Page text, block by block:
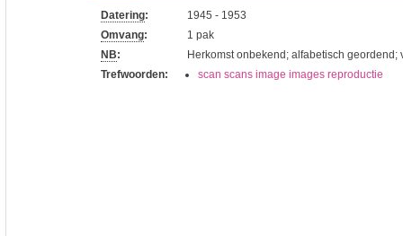
Datering:
1945 - 1953
Omvang:
1 pak
NB:
Herkomst onbekend; alfabetisch geordend;
Trefwoorden:
scan scans image images reproductie